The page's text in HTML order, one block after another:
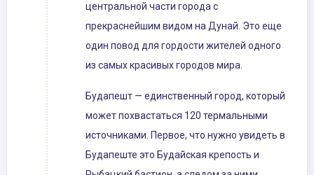
центральной части города с
прекраснейшим видом на Дунай. Это еще
один повод для гордости жителей одного
из самых красивых городов мира.
Будапешт — единственный город, который
может похвастаться 120 термальными
источниками. Первое, что нужно увидеть в
Будапеште это Будайская крепость и